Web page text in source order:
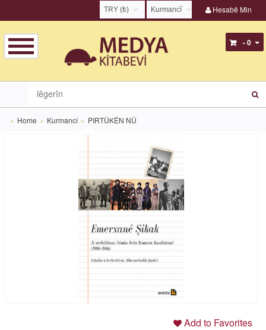
Hesabê Min
Kurmancî
Türkçe
Zazakî
TRY (₺)
EUR (€)
TRY (₺)
GBP (£)
- 0
Home Kurmancî PIRTÛKÊN NÛ
Add to Favorites